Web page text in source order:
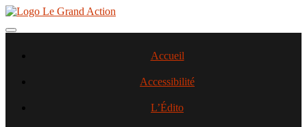
Aller
contenu
Toggle navigation
Accueil
Accessibilité
L’Édito